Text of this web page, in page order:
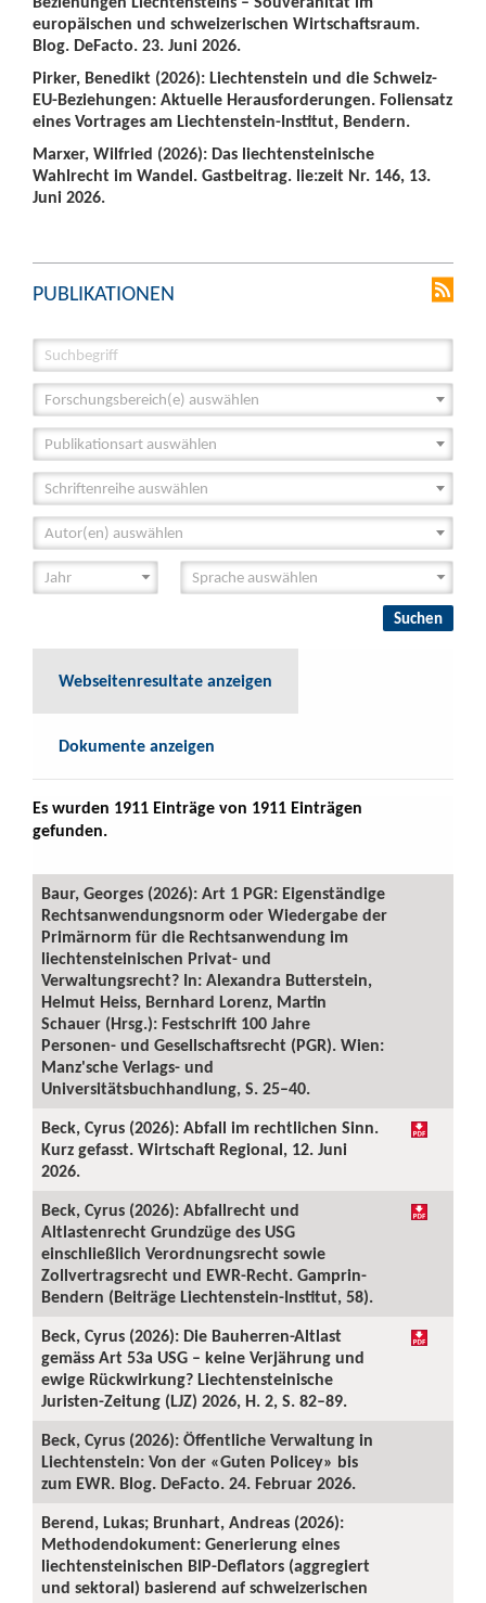
europäischen und schweizerischen Wirtschaftsraum.
Blog. DeFacto. 23. Juni 2026.
Pirker, Benedikt (2026): Liechtenstein und die Schweiz-
EU-Beziehungen: Aktuelle Herausforderungen. Foliensatz
eines Vortrages am Liechtenstein-Institut, Bendern.
Marxer, Wilfried (2026): Das liechtensteinische
Wahlrecht im Wandel. Gastbeitrag. lie:zeit Nr. 146, 13.
Juni 2026.
PUBLIKATIONEN
Forschungsbereich(e) auswählen
Publikationsart auswählen
Schriftenreihe auswählen
Autor(en) auswählen
Webseitenresultate anzeigen
Dokumente anzeigen
Es wurden 1911 Einträge von 1911 Einträgen
gefunden.
Baur, Georges (2026): Art 1 PGR: Eigenständige
Rechtsanwendungsnorm oder Wiedergabe der
Primärnorm für die Rechtsanwendung im
liechtensteinischen Privat- und
Verwaltungsrecht? In: Alexandra Butterstein,
Helmut Heiss, Bernhard Lorenz, Martin
Schauer (Hrsg.): Festschrift 100 Jahre
Personen- und Gesellschaftsrecht (PGR). Wien:
Manz'sche Verlags- und
Universitätsbuchhandlung, S. 25–40.
Beck, Cyrus (2026): Abfall im rechtlichen Sinn.
Kurz gefasst. Wirtschaft Regional, 12. Juni
2026.
Beck, Cyrus (2026): Abfallrecht und
Altlastenrecht Grundzüge des USG
einschließlich Verordnungsrecht sowie
Zollvertragsrecht und EWR-Recht. Gamprin-
Bendern (Beiträge Liechtenstein-Institut, 58).
Beck, Cyrus (2026): Die Bauherren-Altlast
gemäss Art 53a USG – keine Verjährung und
ewige Rückwirkung? Liechtensteinische
Juristen-Zeitung (LJZ) 2026, H. 2, S. 82–89.
Beck, Cyrus (2026): Öffentliche Verwaltung in
Liechtenstein: Von der «Guten Policey» bis
zum EWR. Blog. DeFacto. 24. Februar 2026.
Berend, Lukas; Brunhart, Andreas (2026):
Methodendokument: Generierung eines
liechtensteinischen BIP-Deflators (aggregiert
und sektoral) basierend auf schweizerischen